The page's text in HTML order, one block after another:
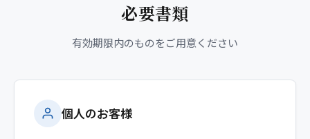
必要書類
有効期限内のものをご用意ください
個人のお客様